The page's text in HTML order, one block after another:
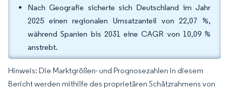
Nach Geografie sicherte sich Deutschland im Jahr
2025 einen regionalen Umsatzanteil von 22,07 %,
während Spanien bis 2031 eine CAGR von 10,09 %
anstrebt.
Hinweis: Die Marktgrößen- und Prognosezahlen in diesem
Bericht werden mithilfe des proprietären Schätzrahmens von